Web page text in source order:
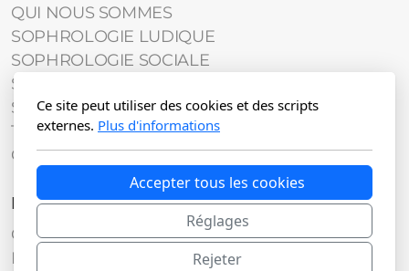
QUI NOUS SOMMES
SOPHROLOGIE LUDIQUE
SOPHROLOGIE SOCIALE
SOPHROLOGIE APPLIQUEE
SOPHROLOGIE
TRANSGENERATIONNEL
Contact
Légal
Conditions d'utilisation
Politique de confidentialité
Ce site peut utiliser des cookies et des scripts
externes. Plus d'informations
Accepter tous les cookies
Réglages
Rejeter